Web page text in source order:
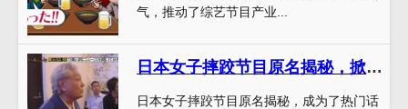
气，推动了综艺节目产业...
日本女子摔跤节目原名揭秘，掀起全民热议
日本女子摔跤节目原名揭秘，成为了热门话